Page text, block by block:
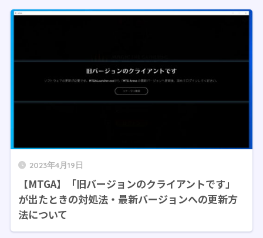
2023年4月19日
【MTGA】「旧バージョンのクライアントです」
が出たときの対処法・最新バージョンへの更新方
法について